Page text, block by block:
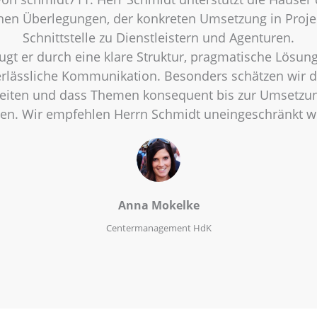
Überlegungen, der konkreten Umsetzung in
Schnittstelle zu Dienstleistern und Agenturen.
er durch eine klare Struktur, pragmatische
Kommunikation. Besonders schätzen wir
und dass Themen konsequent bis zur
Wir empfehlen Herrn Schmidt uneingeschränkt
Anna Mokelke
Centermanagement HdK